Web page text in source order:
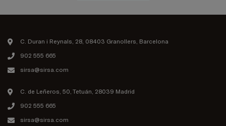
C. Duran i Reynals, 28, 08403 Granollers, Barcelona
902 555 665
sirsa@sirsa.com
C. de Leñeros, 50, Tetuán, 28039 Madrid
902 555 665
sirsa@sirsa.com